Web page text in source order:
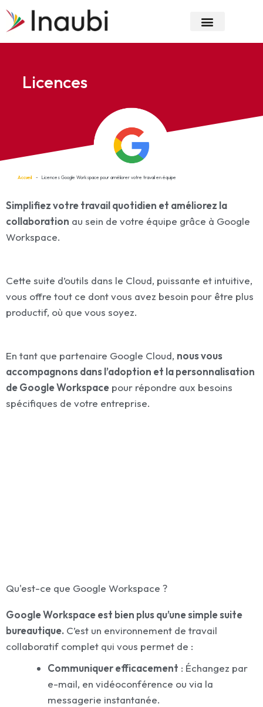
Aller
contenu
Licences
Accueil Licences Google Workspace pour améliorer votre travail en équipe
Simplifiez votre travail quotidien et améliorez la
collaboration au sein de votre équipe grâce à Google
Workspace.
Cette suite d’outils dans le Cloud, puissante et intuitive,
vous offre tout ce dont vous avez besoin pour être plus
productif, où que vous soyez.
En tant que partenaire Google Cloud, nous vous
accompagnons dans l’adoption et la personnalisation
de Google Workspace pour répondre aux besoins
spécifiques de votre entreprise.
Qu'est-ce que Google Workspace ?
Google Workspace est bien plus qu’une simple suite
bureautique. C’est un environnement de travail
collaboratif complet qui vous permet de :
Communiquer efficacement : Échangez par
e-mail, en vidéoconférence ou via la
messagerie instantanée.